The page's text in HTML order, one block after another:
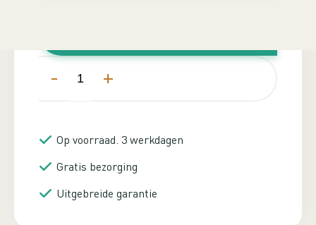
- +
Op voorraad. 3 werkdagen
Gratis bezorging
Uitgebreide garantie